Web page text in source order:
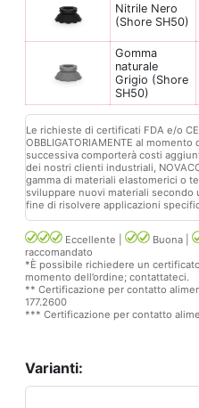
Nitrile Nero
(Shore SH50)
Gomma
naturale
Grigio (Shore
SH50)
Le richieste di certificati FDA e/o
OBBLIGATORIAMENTE al
successiva comporterà costi
dei nostri clienti industriali,
gamma di materiali elastomerici o
sviluppare nuovi materiali secondo
fine di risolvere applicazioni
Eccellente | Buona |
raccomandato
*È possibile richiedere un
momento dell’ordine; contattateci.
** Certificazione per contatto
177.2600
*** Certificazione per contatto
Varianti: